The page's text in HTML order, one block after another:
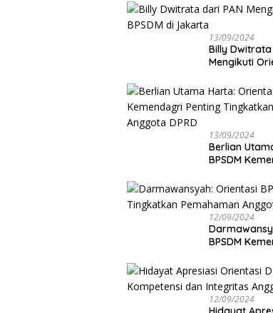
13/09/2024
Billy Dwitrata
Mengikuti
13/09/2024
Berlian
BPSDM
DPRD
12/09/2024
BPSDM
Anggota
12/09/2024